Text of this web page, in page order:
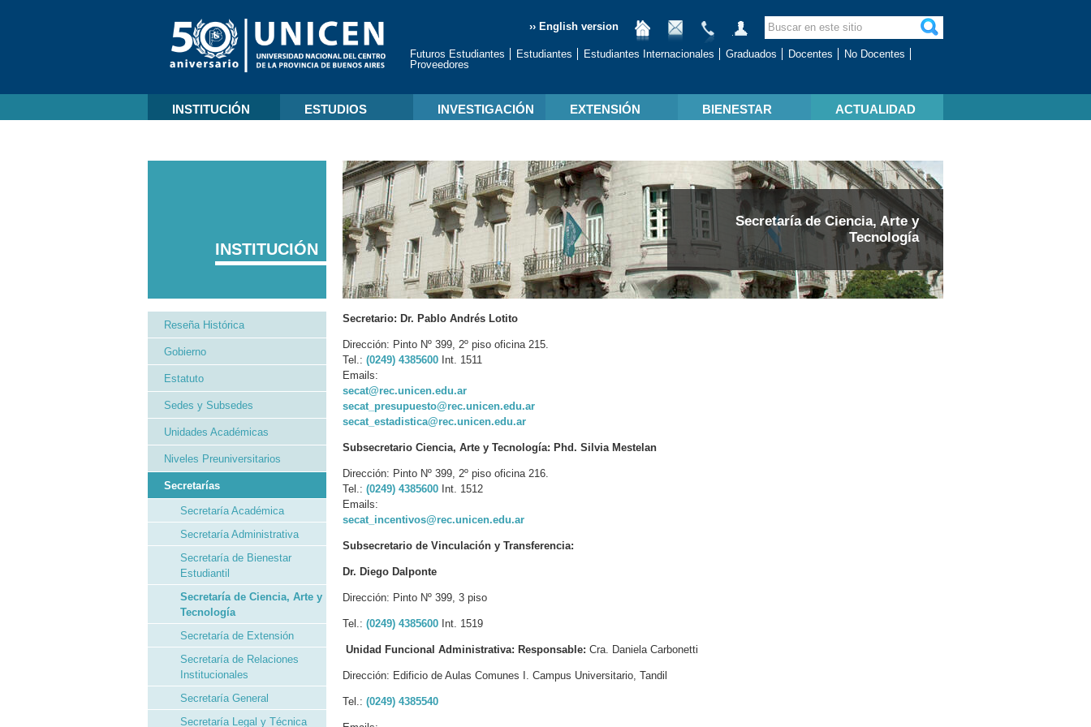
›› English version
Futuros Estudiantes Estudiantes Estudiantes Internacionales Graduados Docentes
No Docentes
Proveedores
INSTITUCIÓN ESTUDIOS INVESTIGACIÓN EXTENSIÓN BIENESTAR ACTUALIDAD
Secretaría de Ciencia, Arte y
Tecnología
Secretario: Dr. Pablo Andrés Lotito
Dirección: Pinto Nº 399, 2º piso oficina 215.
Tel.: (0249) 4385600 Int. 1511
Emails:
secat@rec.unicen.edu.ar
secat_presupuesto@rec.unicen.edu.ar
secat_estadistica@rec.unicen.edu.ar
Subsecretario Ciencia, Arte y Tecnología: Phd. Silvia Mestelan
Dirección: Pinto Nº 399, 2º piso oficina 216.
Tel.: (0249) 4385600 Int. 1512
Emails:
secat_incentivos@rec.unicen.edu.ar
Subsecretario de Vinculación y Transferencia:
Dr. Diego Dalponte
Dirección: Pinto Nº 399, 3 piso
Tel.: (0249) 4385600 Int. 1519
Unidad Funcional Administrativa: Responsable: Cra. Daniela Carbonetti
Dirección: Edificio de Aulas Comunes I. Campus Universitario, Tandil
Tel.: (0249) 4385540
INSTITUCIÓN
Reseña Histórica
Gobierno
Estatuto
Sedes y Subsedes
Unidades Académicas
Niveles Preuniversitarios
Secretarías
Secretaría Académica
Secretaría Administrativa
Secretaría de Bienestar
Estudiantil
Secretaría de Ciencia, Arte y
Tecnología
Secretaría de Extensión
Secretaría de Relaciones
Institucionales
Secretaría General
Secretaría Legal y Técnica